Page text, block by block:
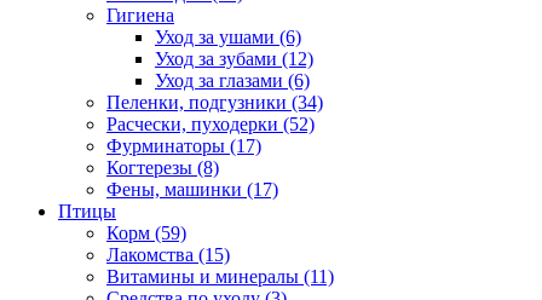
Гигиена
Уход за ушами (6)
Уход за зубами (12)
Уход за глазами (6)
Пеленки, подгузники (34)
Расчески, пуходерки (52)
Фурминаторы (17)
Когтерезы (8)
Фены, машинки (17)
Птицы
Корм (59)
Лакомства (15)
Витамины и минералы (11)